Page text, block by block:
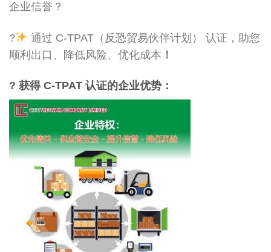
企业信誉？
?
通过 C-TPAT（反恐贸易伙伴计划） 认证，助您
顺利出口、降低风险、优化成本 ！
? 获得 C-TPAT 认证的企业优势：